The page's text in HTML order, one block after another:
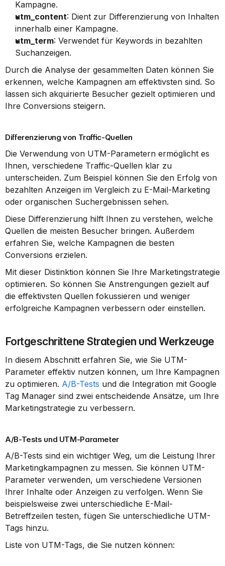
Kampagne.
utm_content: Dient zur Differenzierung von Inhalten
innerhalb einer Kampagne.
utm_term: Verwendet für Keywords in bezahlten
Suchanzeigen.
Durch die Analyse der gesammelten Daten können Sie
erkennen, welche Kampagnen am effektivsten sind. So
lassen sich akquirierte Besucher gezielt optimieren und
Ihre Conversions steigern.
Differenzierung von Traffic-Quellen
Die Verwendung von UTM-Parametern ermöglicht es
Ihnen, verschiedene Traffic-Quellen klar zu
unterscheiden. Zum Beispiel können Sie den Erfolg von
bezahlten Anzeigen im Vergleich zu E-Mail-Marketing
oder organischen Suchergebnissen sehen.
Diese Differenzierung hilft Ihnen zu verstehen, welche
Quellen die meisten Besucher bringen. Außerdem
erfahren Sie, welche Kampagnen die besten
Conversions erzielen.
Mit dieser Distinktion können Sie Ihre Marketingstrategie
optimieren. So können Sie Anstrengungen gezielt auf
die effektivsten Quellen fokussieren und weniger
erfolgreiche Kampagnen verbessern oder einstellen.
Fortgeschrittene Strategien und Werkzeuge
In diesem Abschnitt erfahren Sie, wie Sie UTM-
Parameter effektiv nutzen können, um Ihre Kampagnen
zu optimieren. A/B-Tests und die Integration mit Google
Tag Manager sind zwei entscheidende Ansätze, um Ihre
Marketingstrategie zu verbessern.
A/B-Tests und UTM-Parameter
A/B-Tests sind ein wichtiger Weg, um die Leistung Ihrer
Marketingkampagnen zu messen. Sie können UTM-
Parameter verwenden, um verschiedene Versionen
Ihrer Inhalte oder Anzeigen zu verfolgen. Wenn Sie
beispielsweise zwei unterschiedliche E-Mail-
Betreffzeilen testen, fügen Sie unterschiedliche UTM-
Tags hinzu.
Liste von UTM-Tags, die Sie nutzen können: